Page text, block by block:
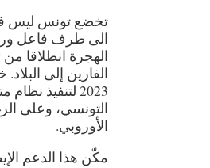
تخضع تونس ليس
الى طرف فاعل
الهجرة انطلاقا
2023 لتنفيذ نظام متكامل لمراقبة الحدود البحرية
التونسي، وعلى
الأوروبي.
مكّن هذا الدعم